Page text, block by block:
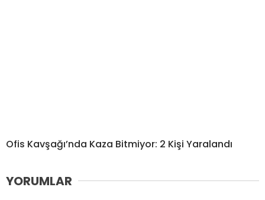
Ofis Kavşağı’nda Kaza Bitmiyor: 2 Kişi Yaralandı
YORUMLAR